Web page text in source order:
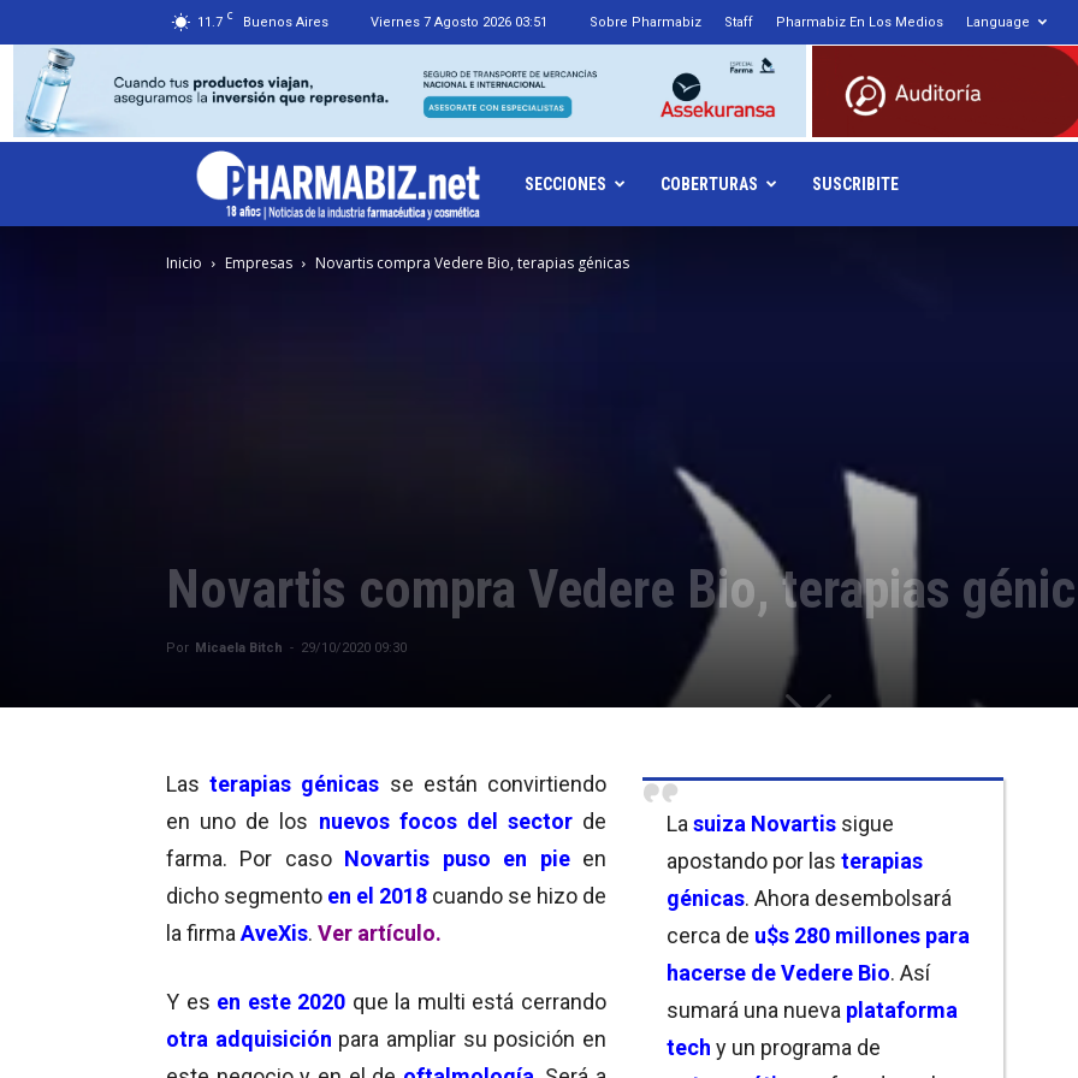
11.7 C Buenos Aires Viernes 7 Agosto 2026 03:51 Sobre Pharmabiz Staff Pharmabiz En Los Medios Language
Pharmabiz.NET
SECCIONES COBERTURAS SUSCRIBITE
Inicio Empresas Novartis compra Vedere Bio, terapias génicas
Novartis compra Vedere Bio, terapias
Por Micaela Bitch - 29/10/2020 09:30
La suiza Novartis sigue
apostando por las terapias
génicas. Ahora desembolsará
cerca de u$s 280 millones para
hacerse de Vedere Bio. Así
sumará una nueva plataforma
tech y un programa de
Lasterapias génicas se están convirtiendo
en uno de los nuevos focos del sectorde
farma. Por caso Novartis puso en pieen
dicho segmento en el 2018 cuando se hizo de
la firma AveXis. Ver artículo.
Y es en este 2020 que la multi está cerrando
otra adquisición para ampliar su posición en